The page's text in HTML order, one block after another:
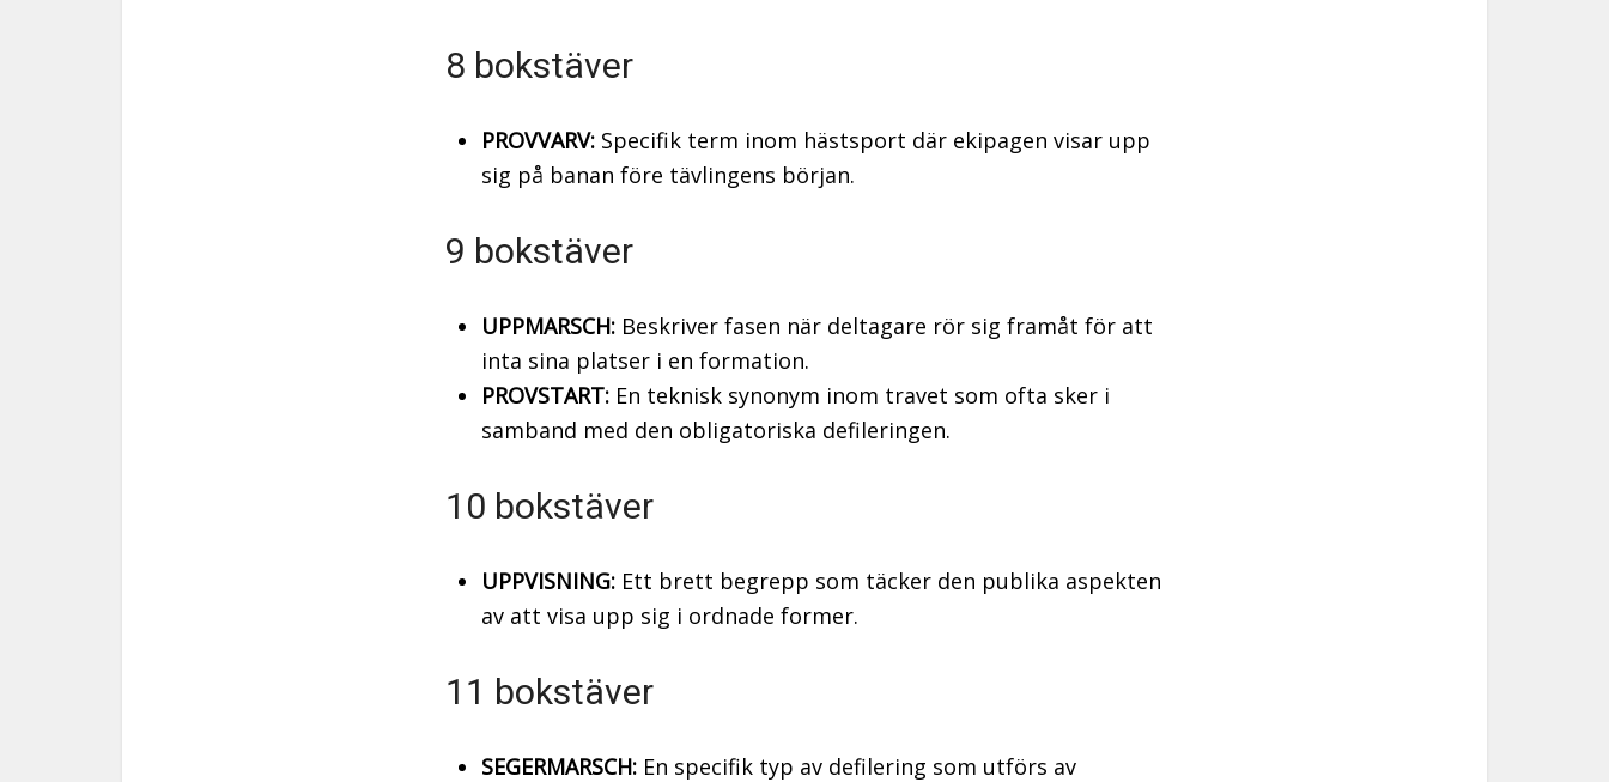
8 bokstäver
PROVVARV: Specifik term inom hästsport där ekipagen visar upp
sig på banan före tävlingens början.
9 bokstäver
UPPMARSCH: Beskriver fasen när deltagare rör sig framåt för att
inta sina platser i en formation.
PROVSTART: En teknisk synonym inom travet som ofta sker i
samband med den obligatoriska defileringen.
10 bokstäver
UPPVISNING: Ett brett begrepp som täcker den publika aspekten
av att visa upp sig i ordnade former.
11 bokstäver
SEGERMARSCH: En specifik typ av defilering som utförs av